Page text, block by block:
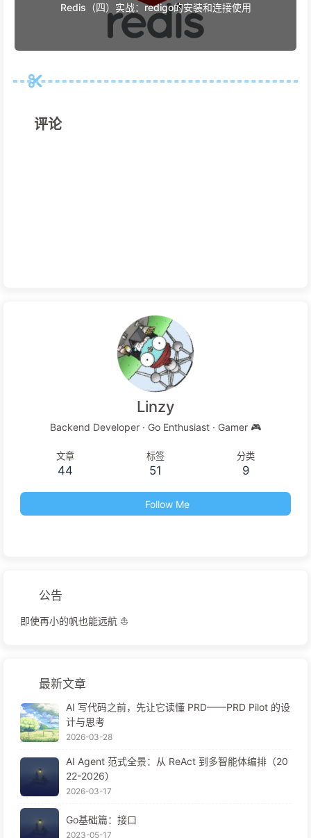
Redis（四）实战：redigo的安装和连接使用
评论
Linzy
Backend Developer · Go Enthusiast · Gamer 🎮
文章
44
标签
51
分类
9
Follow Me
公告
即使再小的帆也能远航 ⛵
最新文章
AI 写代码之前，先让它读懂 PRD——PRD Pilot 的设
计与思考
2026-03-28
AI Agent 范式全景：从 ReAct 到多智能体编排（20
22-2026）
2026-03-17
Go基础篇：接口
2023-05-17